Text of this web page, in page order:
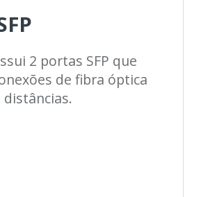
2 portas SFP que
de fibra óptica